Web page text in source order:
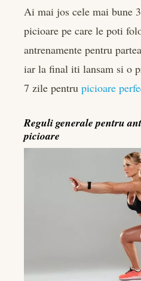
Ai mai jos cele mai bune
picioare pe care le poti
antrenamente pentru
iar la final iti lansam si o
7 zile pentru picioare
Reguli generale pentru
picioare